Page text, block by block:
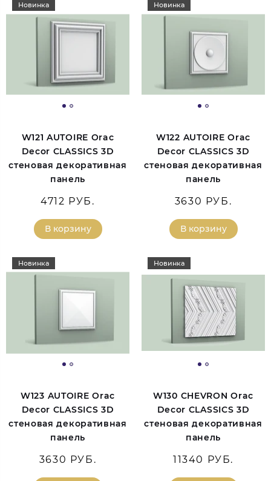
Новинка
W121 AUTOIRE Orac
Decor CLASSICS 3D
стеновая декоративная
панель
4712 РУБ.
В корзину
Новинка
W122 AUTOIRE Orac
Decor CLASSICS 3D
стеновая декоративная
панель
3630 РУБ.
В корзину
Новинка
W123 AUTOIRE Orac
Decor CLASSICS 3D
стеновая декоративная
панель
3630 РУБ.
Новинка
W130 CHEVRON Orac
Decor CLASSICS 3D
стеновая декоративная
панель
11340 РУБ.